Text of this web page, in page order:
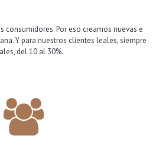
consumidores. Por eso creamos nuevas e
Y para nuestros clientes leales, siempre
del 10 al 30%.